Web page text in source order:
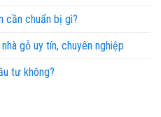
cần chuẩn bị gì?
gỗ uy tín, chuyên nghiệp
tư không?